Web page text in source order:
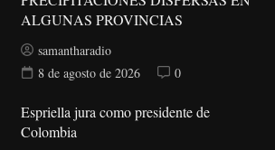
ALGUNAS PROVINCIAS
samantharadio
8 de agosto de 2026
0
Espriella jura como presidente de
Colombia